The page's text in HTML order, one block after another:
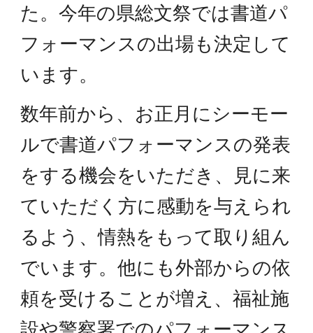
た。今年の県総文祭では書道パ
フォーマンスの出場も決定して
います。
数年前から、お正月にシーモー
ルで書道パフォーマンスの発表
をする機会をいただき、見に来
ていただく方に感動を与えられ
るよう、情熱をもって取り組ん
でいます。他にも外部からの依
頼を受けることが増え、福祉施